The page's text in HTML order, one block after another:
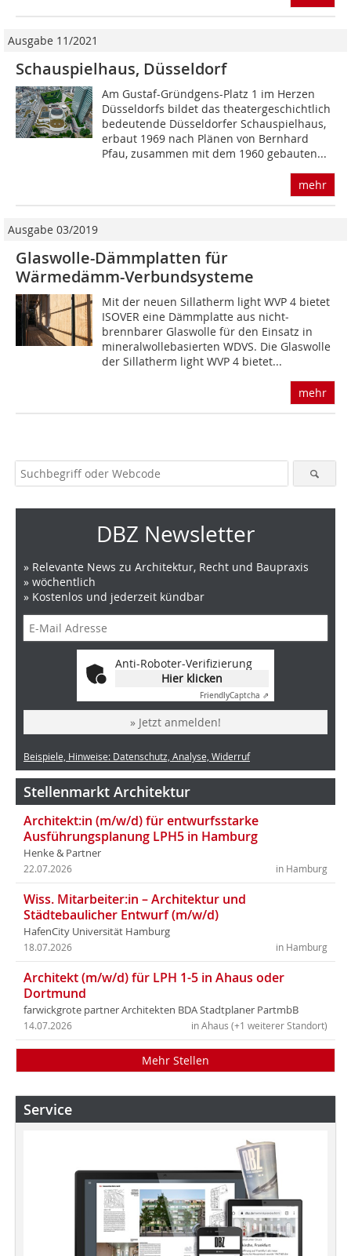
Ausgabe 11/2021
Schauspielhaus, Düsseldorf
Am Gustaf-Gründgens-Platz 1 im Herzen
Düsseldorfs bildet das theatergeschichtlich
bedeutende Düsseldorfer Schauspielhaus,
erbaut 1969 nach Plänen von Bernhard
Pfau, zusammen mit dem 1960 gebauten...
mehr
Ausgabe 03/2019
Glaswolle-Dämmplatten für
Wärmedämm-Verbundsysteme
Mit der neuen Sillatherm light WVP 4 bietet
ISOVER eine Dämm­platte aus nicht­
brennbarer Glaswolle für den Einsatz in
mineralwollebasierten WDVS. Die Glaswolle
der Sillatherm light WVP 4 bietet...
mehr
DBZ Newsletter
» Relevante News zu Architektur, Recht und Baupraxis
» wöchentlich
» Kostenlos und jederzeit kündbar
Anti-Roboter-Verifizierung
Hier klicken
FriendlyCaptcha ⇗
» Jetzt anmelden!
Beispiele, Hinweise: Datenschutz, Analyse, Widerruf
Stellenmarkt Architektur
Architekt:in (m/w/d) für entwurfsstarke
Ausführungsplanung LPH5 in Hamburg
Henke & Partner
in Hamburg
22.07.2026
Wiss. Mitarbeiter:in – Architektur und
Städtebaulicher Entwurf (m/w/d)
HafenCity Universität Hamburg
in Hamburg
18.07.2026
Architekt (m/w/d) für LPH 1-5 in Ahaus oder
Dortmund
farwickgrote partner Architekten BDA Stadtplaner PartmbB
in Ahaus (+1 weiterer Standort)
14.07.2026
Mehr Stellen
Service